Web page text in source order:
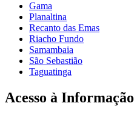
Gama
Planaltina
Recanto das Emas
Riacho Fundo
Samambaia
São Sebastião
Taguatinga
Acesso à Informação